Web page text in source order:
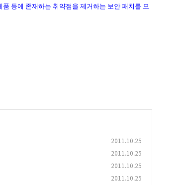
등에 존재하는 취약점을 제거하는 보안 패치를 모
2011.10.25
2011.10.25
2011.10.25
2011.10.25